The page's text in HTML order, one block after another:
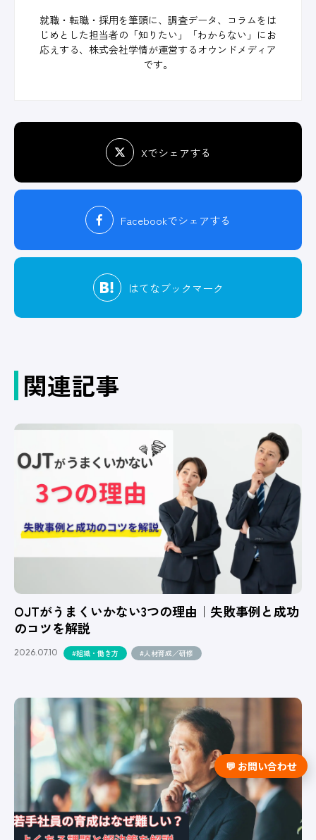
就職・転職・採用を筆頭に、調査データ、コラムをは
じめとした担当者の「知りたい」「わからない」にお
応えする、株式会社学情が運営するオウンドメディア
です。
Xでシェアする
Facebookでシェアする
はてなブックマーク
関連記事
OJTがうまくいかない3つの理由｜失敗事例と成功
のコツを解説
2026.07.10 #組織・働き方 #人材育成／研修
💬 お問い合わせ